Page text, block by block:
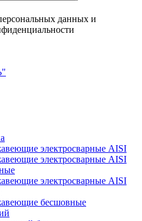
данных и
электросварные AISI
электросварные AISI
электросварные AISI
бесшовные